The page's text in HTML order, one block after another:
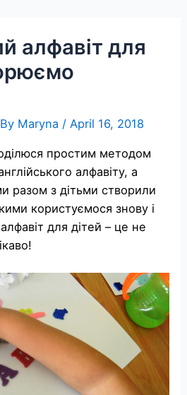
алфавіт для
Maryna /April 16, 2018
простим методом
алфавіту, а
разом з дітьми створили
користуємося знову і
для дітей – це не